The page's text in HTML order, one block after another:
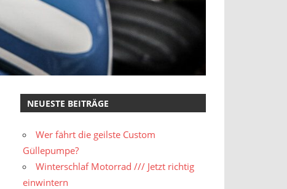
NEUESTE BEITRÄGE
Wer fährt die geilste Custom
Güllepumpe?
Winterschlaf Motorrad /// Jetzt richtig
einwintern